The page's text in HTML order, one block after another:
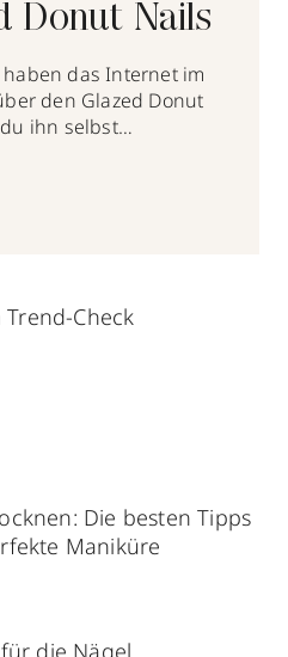
Donut Nails
das Internet im
den Glazed Donut
ihn selbst
Check
Die besten Tipps
Maniküre
die Nägel